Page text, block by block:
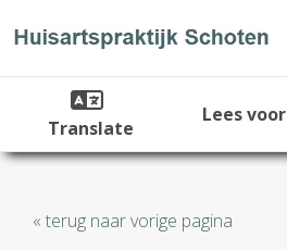
Translate
Lees voor
« terug naar vorige pagina